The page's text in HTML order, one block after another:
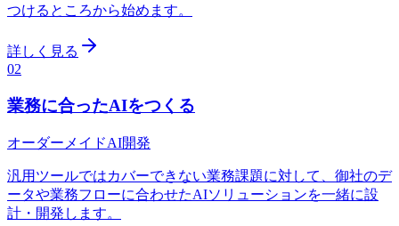
つけるところから始めます。
詳しく見る
02
業務に合ったAIをつくる
オーダーメイドAI開発
汎用ツールではカバーできない業務課題に対して、御社のデ
ータや業務フローに合わせたAIソリューションを一緒に設
計・開発します。